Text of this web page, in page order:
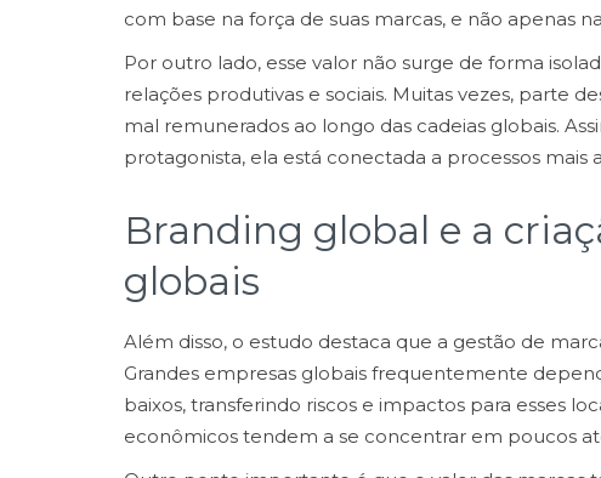
com base na força de suas marcas, e não apenas
Por outro lado, esse valor não surge de forma
relações produtivas e sociais. Muitas vezes, parte
mal remunerados ao longo das cadeias globais.
protagonista, ela está conectada a processos mais
Branding global e a
globais
Além disso, o estudo destaca que a gestão de
Grandes empresas globais frequentemente
baixos, transferindo riscos e impactos para esses
econômicos tendem a se concentrar em poucos